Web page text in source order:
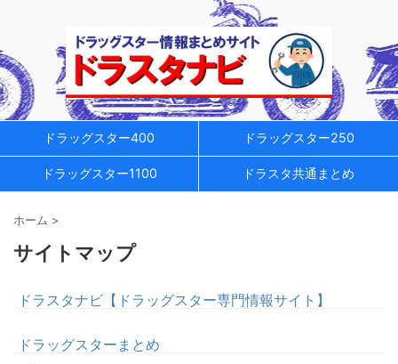
ドラッグスター400 ドラッグスター250
ドラッグスター1100 ドラスタ共通まとめ
ホーム >
サイトマップ
ドラスタナビ【ドラッグスター専門情報サイト】
ドラッグスターまとめ